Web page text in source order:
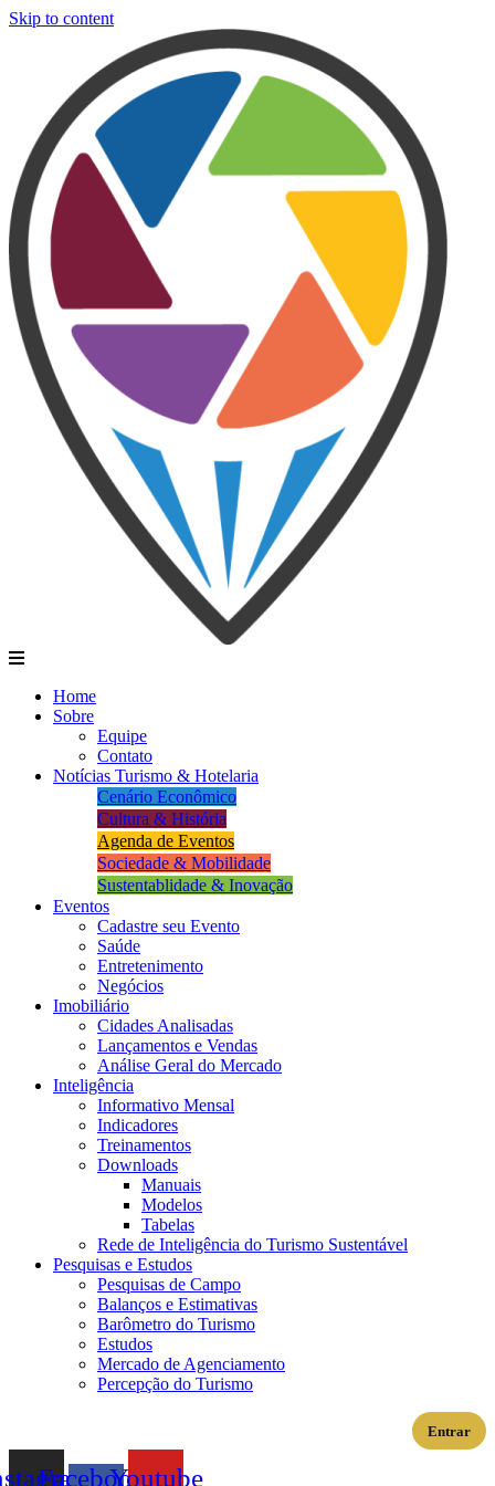
Skip to content
Home
Sobre
Equipe
Contato
Notícias Turismo & Hotelaria
Cenário Econômico
Cultura & História
Agenda de Eventos
Sociedade & Mobilidade
Sustentablidade & Inovação
Eventos
Cadastre seu Evento
Saúde
Entretenimento
Negócios
Imobiliário
Cidades Analisadas
Lançamentos e Vendas
Análise Geral do Mercado
Inteligência
Informativo Mensal​
Indicadores
Treinamentos
Downloads
Manuais
Modelos
Tabelas
Rede de Inteligência do Turismo Sustentável
Pesquisas e Estudos
Pesquisas de Campo
Balanços e Estimativas
Barômetro do Turismo
Estudos
Mercado de Agenciamento
Percepção do Turismo
Entrar
Facebook-Youtube